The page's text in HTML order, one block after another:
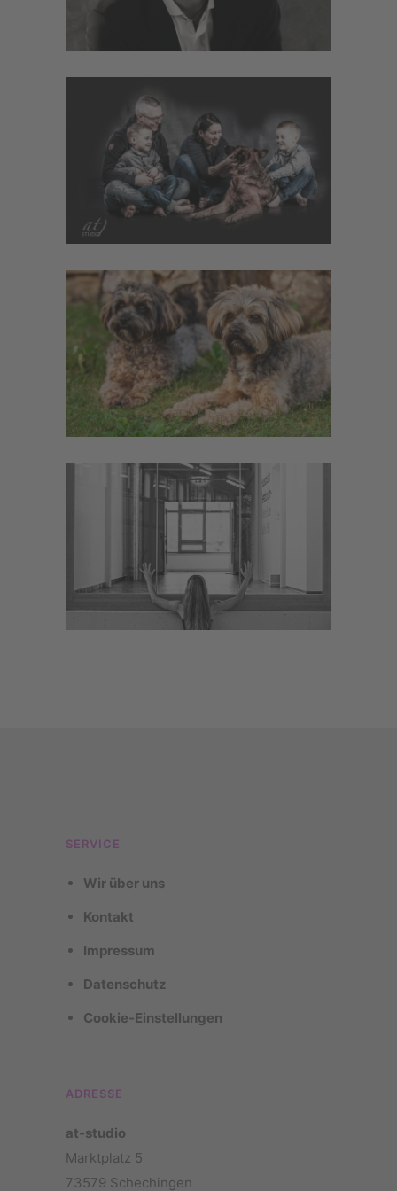
FAMILIE
Foto-Shooting · Portrait·Service
TIERISCH
Foto-Shooting ·Service
PROJEKTE
Dokumentaion Foto-Coaching
Shooting
·Image Service
SERVICE
Wir über uns
Kontakt
Impressum
Datenschutz
Cookie-Einstellungen
ADRESSE
at-studio
Marktplatz 5
73579 Schechingen